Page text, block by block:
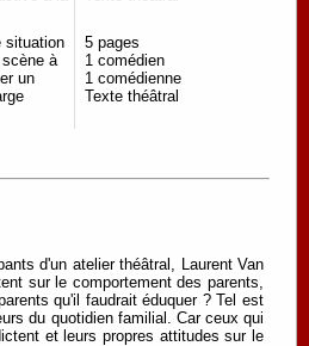
situation
à
un
5 pages
1 comédien
1 comédienne
Texte théâtral
d'un atelier théâtral, Laurent Van
sur le comportement des parents,
qu'il faudrait éduquer ? Tel est
du quotidien familial. Car ceux qui
et leurs propres attitudes sur le